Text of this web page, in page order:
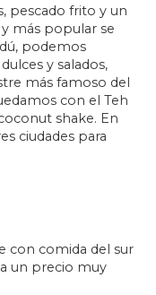
pescado frito y un
más popular se
podemos
y salados,
más famoso del
con el Teh
shake. En
ciudades para
con comida del sur
un precio muy